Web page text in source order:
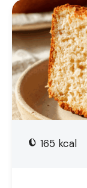
165 kcal